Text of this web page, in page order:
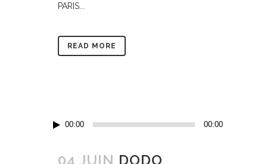
PARIS...
READ MORE
Lecteur00:00 00:00
04 JUIN DODO